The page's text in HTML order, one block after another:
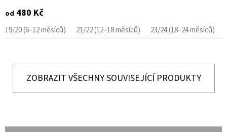
od 480 Kč
19/20 (6–12 měsíců) 21/22 (12–18 měsíců) 23/24 (18–24 měsíců)
ZOBRAZIT VŠECHNY SOUVISEJÍCÍ PRODUKTY